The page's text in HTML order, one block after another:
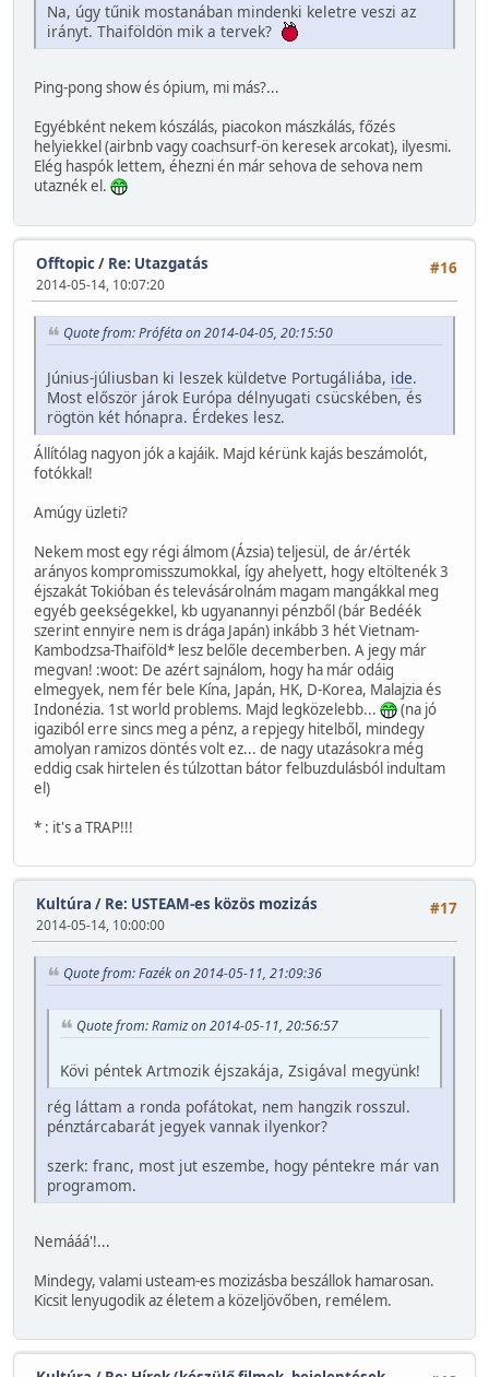
Na, úgy tűnik mostanában mindenki keletre veszi az
irányt. Thaiföldön mik a tervek?
Ping-pong show és ópium, mi más?...
Egyébként nekem kószálás, piacokon mászkálás, főzés
helyiekkel (airbnb vagy coachsurf-ön keresek arcokat), ilyesmi.
Elég haspók lettem, éhezni én már sehova de sehova nem
utaznék el.
#16
Offtopic/ Re: Utazgatás
2014-05-14, 10:07:20
Quote from: Próféta on 2014-04-05, 20:15:50
Június-júliusban ki leszek küldetve Portugáliába, ide.
Most először járok Európa délnyugati csücskében, és
rögtön két hónapra. Érdekes lesz.
Állítólag nagyon jók a kajáik. Majd kérünk kajás beszámolót,
fotókkal!
Amúgy üzleti?
Nekem most egy régi álmom (Ázsia) teljesül, de ár/érték
arányos kompromisszumokkal, így ahelyett, hogy eltöltenék 3
éjszakát Tokióban és televásárolnám magam mangákkal meg
egyéb geekségekkel, kb ugyanannyi pénzből (bár Bedéék
szerint ennyire nem is drága Japán) inkább 3 hét Vietnam-
Kambodzsa-Thaiföld* lesz belőle decemberben. A jegy már
megvan! :woot: De azért sajnálom, hogy ha már odáig
elmegyek, nem fér bele Kína, Japán, HK, D-Korea, Malajzia és
Indonézia. 1st world problems. Majd legközelebb...
(na jó
igaziból erre sincs meg a pénz, a repjegy hitelből, mindegy
amolyan ramizos döntés volt ez... de nagy utazásokra még
eddig csak hirtelen és túlzottan bátor felbuzdulásból indultam
el)
* : it's a TRAP!!!
#17
Kultúra / Re: USTEAM-es közös mozizás
2014-05-14, 10:00:00
Quote from: Fazék on 2014-05-11, 21:09:36
Quote from: Ramiz on 2014-05-11, 20:56:57
Kövi péntek Artmozik éjszakája, Zsigával megyünk!
rég láttam a ronda pofátokat, nem hangzik rosszul.
pénztárcabarát jegyek vannak ilyenkor?
szerk: franc, most jut eszembe, hogy péntekre már van
programom.
Nemááá'!...
Mindegy, valami usteam-es mozizásba beszállok hamarosan.
Kicsit lenyugodik az életem a közeljövőben, remélem.